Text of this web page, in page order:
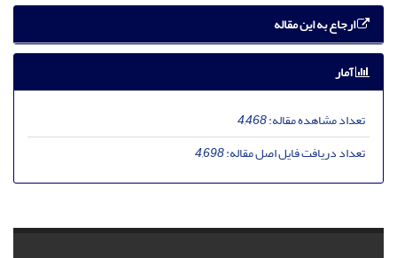
ارجاع به این مقاله
آمار
تعداد مشاهده مقاله:4,468
تعداد دریافت فایل اصل مقاله:4,698